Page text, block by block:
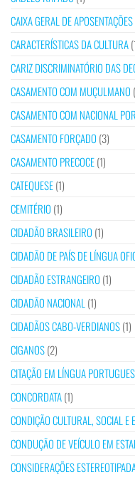
CAIXA GERAL DE APOSENTAÇÕES
CARACTERÍSTICAS DA CULTURA
CARIZ DISCRIMINATÓRIO DAS
CASAMENTO COM MUÇULMANO
CASAMENTO COM NACIONAL
CASAMENTO FORÇADO (3)
CASAMENTO PRECOCE(1)
CATEQUESE(1)
CEMITÉRIO (1)
CIDADÃO BRASILEIRO (1)
CIDADÃO DE PAÍS DE LÍNGUA
CIDADÃO ESTRANGEIRO (1)
CIDADÃO NACIONAL (1)
CIDADÃOS CABO-VERDIANOS(1)
CIGANOS(2)
CITAÇÃO EM LÍNGUA
CONCORDATA(1)
CONDIÇÃO CULTURAL, SOCIAL E
CONDUÇÃO DE VEÍCULO EM
CONSIDERAÇÕES